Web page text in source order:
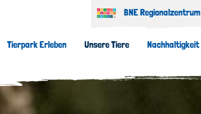
Tierpark Erleben Unsere Tiere Nachhaltigkeit
BNE Regionalzentrum